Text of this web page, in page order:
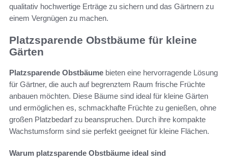
qualitativ hochwertige Erträge zu sichern und das Gärtnern zu
einem Vergnügen zu machen.
Platzsparende Obstbäume für kleine
Gärten
Platzsparende Obstbäume bieten eine hervorragende Lösung
für Gärtner, die auch auf begrenztem Raum frische Früchte
anbauen möchten. Diese Bäume sind ideal für kleine Gärten
und ermöglichen es, schmackhafte Früchte zu genießen, ohne
großen Platzbedarf zu beanspruchen. Durch ihre kompakte
Wachstumsform sind sie perfekt geeignet für kleine Flächen.
Warum platzsparende Obstbäume ideal sind